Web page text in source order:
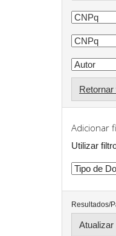
Retornar
Adicionar
Utilizar
Resultados/